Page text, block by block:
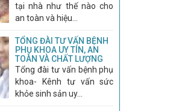
tại nhà như thế nào cho
an toàn và hiệu...
TỔNG ĐÀI TƯ VẤN BỆNH
PHỤ KHOA UY TÍN, AN
TOÀN VÀ CHẤT LƯỢNG
Tổng đài tư vấn bệnh phụ
khoa- Kênh tư vấn sức
khỏe sinh sản uy...